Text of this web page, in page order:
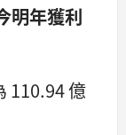
明年獲利
110.94 億